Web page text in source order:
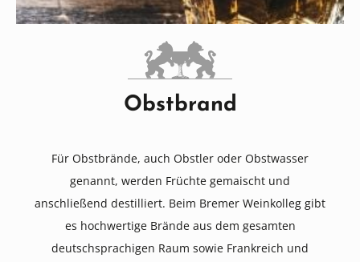
Obstbrand
Für Obstbrände, auch Obstler oder Obstwasser
genannt, werden Früchte gemaischt und
anschließend destilliert. Beim Bremer Weinkolleg gibt
es hochwertige Brände aus dem gesamten
deutschsprachigen Raum sowie Frankreich und